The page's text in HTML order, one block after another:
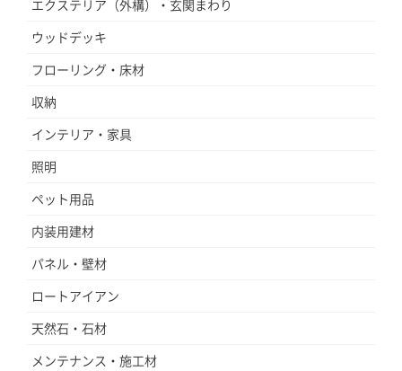
エクステリア（外構）・玄関まわり
ウッドデッキ
フローリング・床材
収納
インテリア・家具
照明
ペット用品
内装用建材
パネル・壁材
ロートアイアン
天然石・石材
メンテナンス・施工材